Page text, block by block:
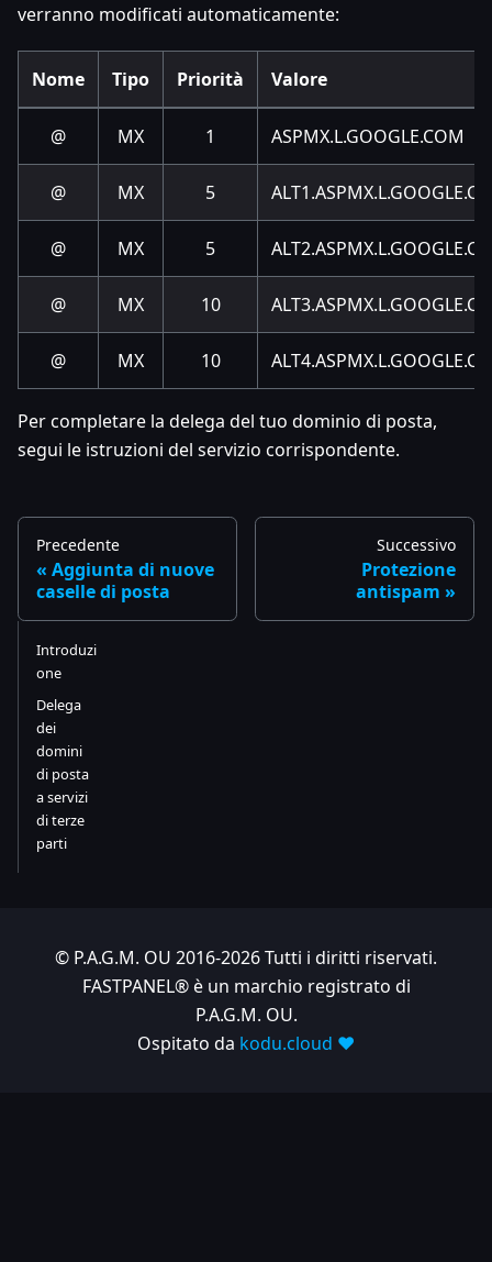
verranno modificati automaticamente:
Nome Tipo Priorità Valore
@ MX 1 ASPMX.L.GOOGLE.COM
@ MX 5
@ MX 5
@ MX 10
@ MX 10
Per completare la delega del tuo dominio di posta,
segui le istruzioni del servizio corrispondente.
Precedente
Aggiunta di nuove
caselle di posta
Successivo
Protezione
antispam
Introduzi
one
Delega
dei
domini
di posta
a servizi
di terze
parti
© P.A.G.M. OU 2016-2026 Tutti i diritti riservati.
FASTPANEL® è un marchio registrato di
P.A.G.M. OU.
Ospitato da kodu.cloud ❤️